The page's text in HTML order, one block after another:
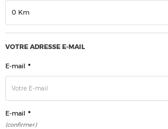
0 Km
VOTRE ADRESSE E-MAIL
E-mail *
E-mail *
(confirmer)